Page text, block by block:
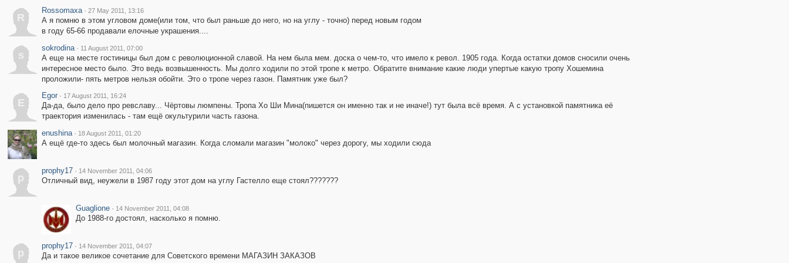
R
Rossomaxa · 27 May 2011, 13:16
А я помню в этом угловом доме(или том, что был раньше до него, но на углу - точно) перед новым годом
в году 65-66 продавали елочные украшения....
s
sokrodina · 11 August 2011, 07:00
А еще на месте гостиницы был дом с революционной славой. На нем была мем. доска о чем-то, что имело к револ. 1905 года. Когда остатки домов сносили очень
интересное место было. Это ведь возвышенность. Мы долго ходили по этой тропе к метро. Обратите внимание какие люди упертые какую тропу Хошемина
проложили- пять метров нельзя обойти. Это о тропе через газон. Памятник уже был?
E
Egor · 17 August 2011, 16:24
Да-да, было дело про ревславу... Чёртовы люмпены. Тропа Хо Ши Мина(пишется он именно так и не иначе!) тут была всё время. А с установкой памятника её
траектория изменилась - там ещё окультурили часть газона.
enushina · 18 August 2011, 01:20
А ещё где-то здесь был молочный магазин. Когда сломали магазин "молоко" через дорогу, мы ходили сюда
p
prophy17 · 14 November 2011, 04:06
Отличный вид, неужели в 1987 году этот дом на углу Гастелло еще стоял???????
Guaglione · 14 November 2011, 04:08
До 1988-го достоял, насколько я помню.
p
prophy17 · 14 November 2011, 04:07
Да и такое великое сочетание для Советского времени МАГАЗИН ЗАКАЗОВ